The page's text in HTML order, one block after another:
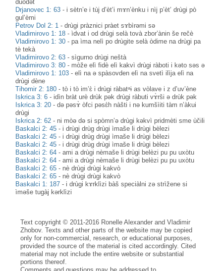
duòdət
Drjanovec 1: 63 - i sètn’e i tùj d’èt’i mɤn’ènku i nìj p’èt’ drùgi pò
gul’èmi
Petrov Dol 2: 1 -drùgi pràznici pràet sɤbìrəmi sə
Vladimirovo 1: 18 -ìdvat i od drùgi selà tovà zbor’ànin še rečè
Vladimirovo 1: 30 -pa ìma nelì po drùgite selà òdime na drùgi pa
tè tekà
Vladimirovo 2: 63 -sìgurno drùgi neštà
Vladimirovo 3: 80 - mòže elì fidè elì kakvì drùgi ràboti i kəto səs ə
Vladimirovo 1: 103 -elì na ə spàsovden elì na svetì ilìja elì na
drùgi dène
Tihomir 2: 180 -tò i tò im’ɛ̀ i drùgi ràbatᵊɨ as vòlave i z d’uv’ène
Iskrica 3: 6 - idìn bràt urè drùk pək drùgi ràbuti vɤ̀rši ə drùk pək
Iskrica 3: 20 -də pəsɤ̀ òfci pəsɛ̀h nàšti i nə kumšìiti tàm n’àkui
drùgi
Iskrica 2: 62 - ni mòə də si spòmn’ə drùgi kəkvì pridmèti sme ùčili
Baskalci 2: 45 - i drùgi drùg drùgi ìmaše li drùgi bèlezi
Baskalci 2: 45 - i drùgi drùg drùgi ìmaše li drùgi bèlezi
Baskalci 2: 45 - i drùgi drùg drùgi ìmaše li drùgi bèlezi
Baskalci 2: 64 -ami a drùgi nèmaše li drùgi belèzi pu pu uxòtu
Baskalci 2: 64 -ami a drùgi nèmaše li drùgi belèzi pu pu uxòtu
Baskalci 2: 65 - nè drùgi drùgi kakvò
Baskalci 2: 65 - nè drùgi drùgi kakvò
Baskalci 1: 187 - i drùgi kɤrklìzi bàš speciàlni zә strìžene si
ìmәše tugàj kәrklìzi
Text copyright © 2011-2016 Ronelle Alexander and Vladimir
Zhobov. Texts and other parts of the website may be copied
only for non-commercial, research, or educational purposes,
provided the source of the material is cited accordingly. Cited
material may not include the entire website or substantial
portions thereof.